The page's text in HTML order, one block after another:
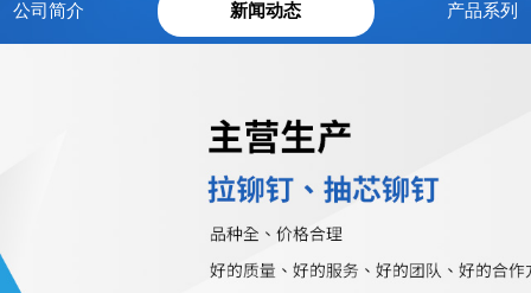
公司简介 新闻动态 产品系列